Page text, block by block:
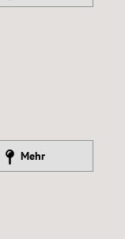
Mehr